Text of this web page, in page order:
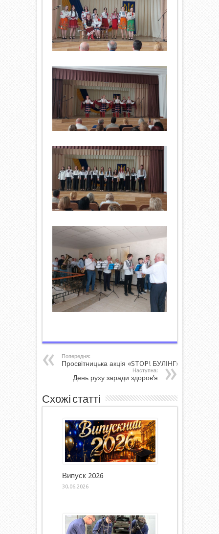
Попередня:
Просвітницька акція «STOP! БУЛІНГ»
Наступна:
День руху заради здоров’я
Схожі статті
Випуск 2026
30.06.2026